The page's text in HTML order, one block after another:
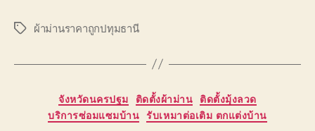
Tagsผ้าม่านราคาถูกปทุมธานี
Categories
จังหวัดนครปฐม ติดตั้งผ้าม่าน ติดตั้งมุ้งลวด
บริการซ่อมแซมบ้าน รับเหมาต่อเติม ตกแต่งบ้าน